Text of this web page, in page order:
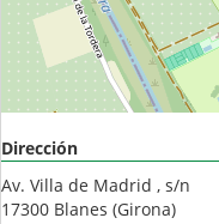
Dirección
Av. Villa de Madrid , s/n
17300 Blanes (Girona)